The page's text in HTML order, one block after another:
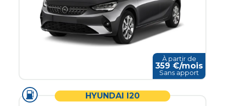
À partir de
359 €/mois
Sans apport
HYUNDAI I20